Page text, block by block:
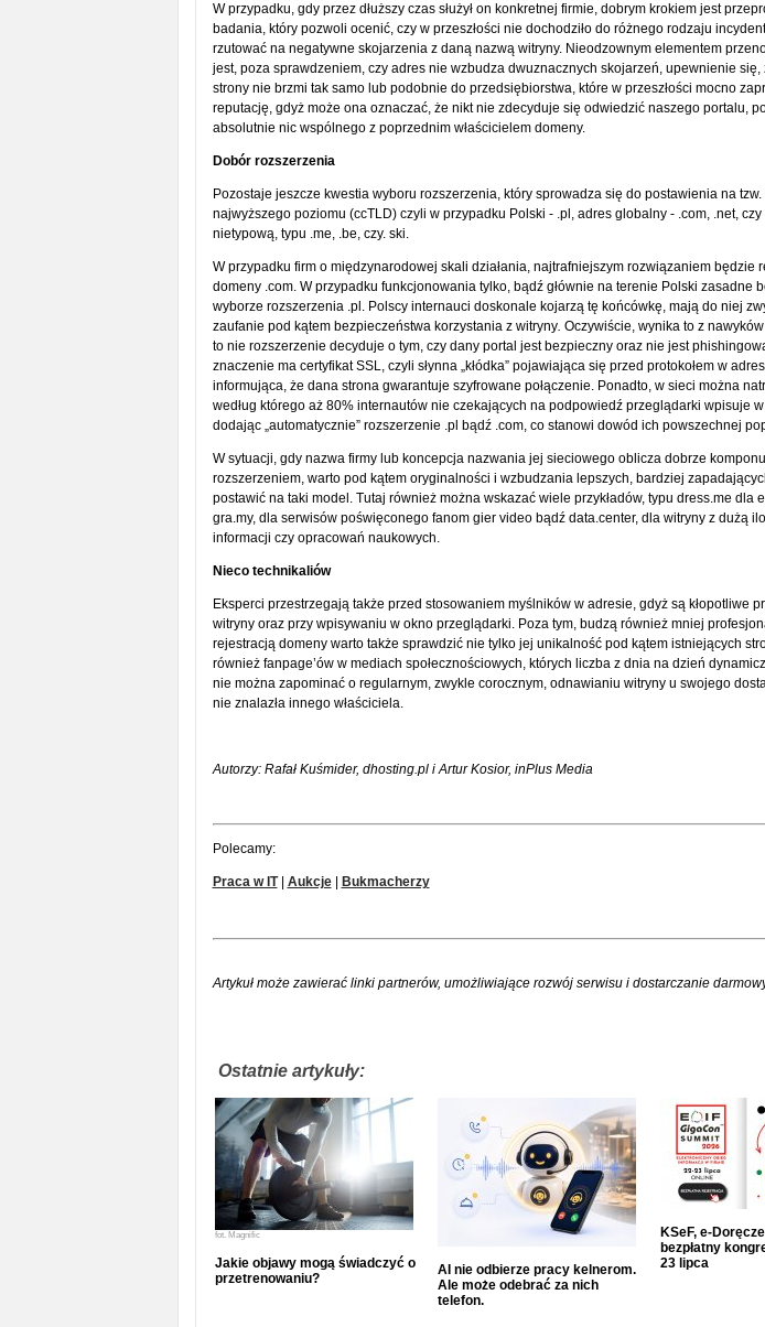
W przypadku, gdy przez dłuższy czas służył on konkretnej firmie, dobrym krokiem jest
badania, który pozwoli ocenić, czy w przeszłości nie dochodziło do różnego rodzaju
rzutować na negatywne skojarzenia z daną nazwą witryny. Nieodzownym elementem
jest, poza sprawdzeniem, czy adres nie wzbudza dwuznacznych skojarzeń, upewnienie
strony nie brzmi tak samo lub podobnie do przedsiębiorstwa, które w przeszłości mocno
reputację, gdyż może ona oznaczać, że nikt nie zdecyduje się odwiedzić naszego portalu,
absolutnie nic wspólnego z poprzednim właścicielem domeny.
Dobór rozszerzenia
Pozostaje jeszcze kwestia wyboru rozszerzenia, który sprowadza się do postawienia na
najwyższego poziomu (ccTLD) czyli w przypadku Polski - .pl, adres globalny - .com, .net, czy
nietypową, typu .me, .be, czy. ski.
W przypadku firm o międzynarodowej skali działania, najtrafniejszym rozwiązaniem będzie
domeny .com. W przypadku funkcjonowania tylko, bądź głównie na terenie Polski zasadne
wyborze rozszerzenia .pl. Polscy internauci doskonale kojarzą tę końcówkę, mają do niej
zaufanie pod kątem bezpieczeństwa korzystania z witryny. Oczywiście, wynika to z
to nie rozszerzenie decyduje o tym, czy dany portal jest bezpieczny oraz nie jest
znaczenie ma certyfikat SSL, czyli słynna „kłódka” pojawiająca się przed protokołem w
informująca, że dana strona gwarantuje szyfrowane połączenie. Ponadto, w sieci można
według którego aż 80% internautów nie czekających na podpowiedź przeglądarki wpisuje
dodając „automatycznie” rozszerzenie .pl bądź .com, co stanowi dowód ich powszechnej
W sytuacji, gdy nazwa firmy lub koncepcja nazwania jej sieciowego oblicza dobrze
rozszerzeniem, warto pod kątem oryginalności i wzbudzania lepszych, bardziej
postawić na taki model. Tutaj również można wskazać wiele przykładów, typu dress.me dla
gra.my, dla serwisów poświęconego fanom gier video bądź data.center, dla witryny z dużą
informacji czy opracowań naukowych.
Nieco technikaliów
Eksperci przestrzegają także przed stosowaniem myślników w adresie, gdyż są kłopotliwe
witryny oraz przy wpisywaniu w okno przeglądarki. Poza tym, budzą również mniej
rejestracją domeny warto także sprawdzić nie tylko jej unikalność pod kątem istniejących
również fanpage’ów w mediach społecznościowych, których liczba z dnia na dzień
nie można zapominać o regularnym, zwykle corocznym, odnawianiu witryny u swojego
nie znalazła innego właściciela.
Autorzy: Rafał Kuśmider, dhosting.pl i Artur Kosior, inPlus Media
Polecamy:
Praca w IT| Aukcje| Bukmacherzy
Artykuł może zawierać linki partnerów, umożliwiające rozwój serwisu i dostarczanie
Ostatnie artykuły:
fot. Magnific
Jakie objawy mogą świadczyć o
przetrenowaniu?
AI nie odbierze pracy kelnerom.
Ale może odebrać za nich
telefon.
KSeF, e-
bezpłatny
23 lipca